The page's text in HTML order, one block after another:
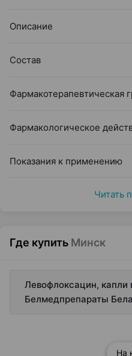
Описание
Состав
Фармакотерапевтическая
Фармакологическое
Показания к применению
Читать
Где купить Минск
Левофлоксацин, капли
Белмедпрепараты
На